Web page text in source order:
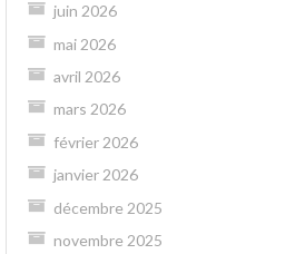
juin 2026
mai 2026
avril 2026
mars 2026
février 2026
janvier 2026
décembre 2025
novembre 2025